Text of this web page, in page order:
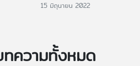
15 มิถุนายน 2022
ความทั้งหมด